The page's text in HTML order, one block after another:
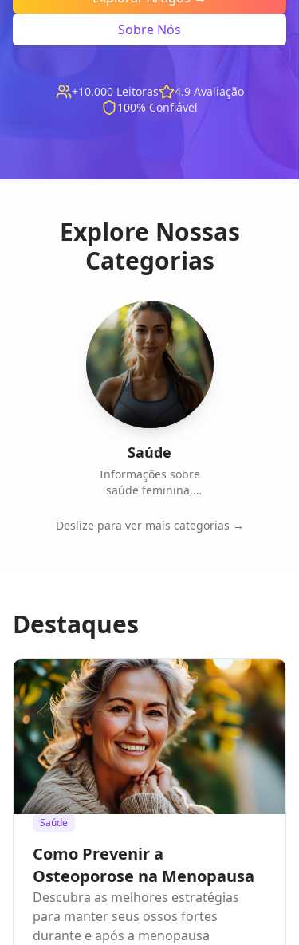
Sobre Nós
+10.000 Leitoras
4.9 Avaliação
100% Confiável
Explore Nossas
Categorias
Saúde
Informações sobre
saúde feminina,
tratamentos
Deslize para ver mais categorias →
Destaques
Saúde
Como Prevenir a
Osteoporose na Menopausa
Descubra as melhores estratégias
para manter seus ossos fortes
durante e após a menopausa